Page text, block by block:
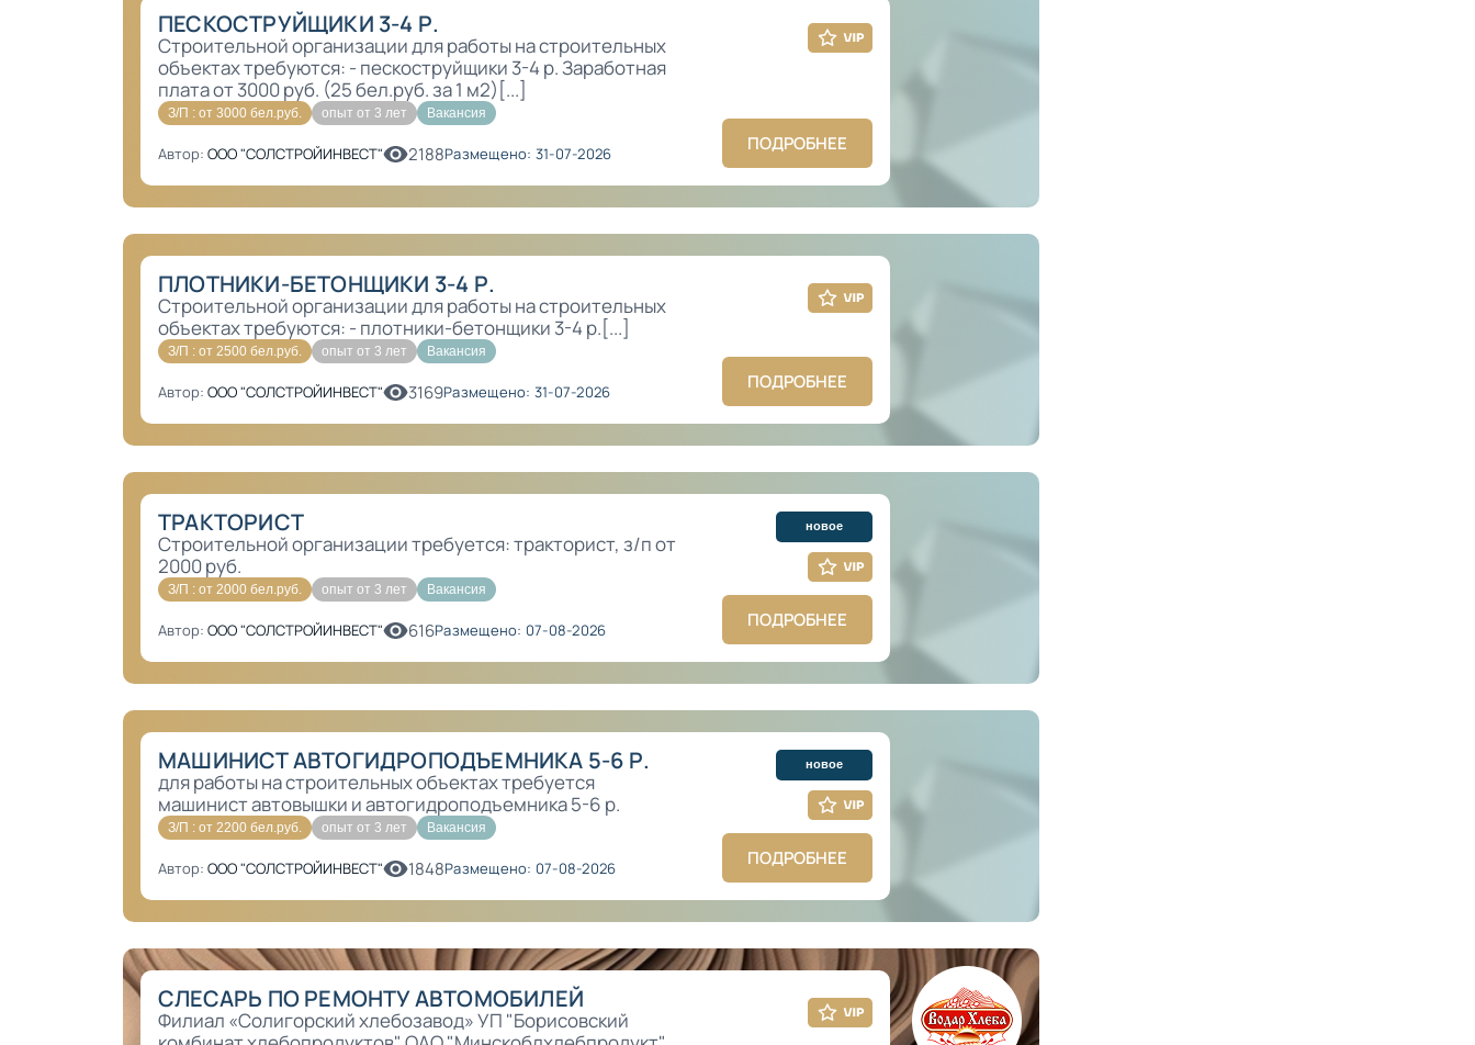
ПЕСКОСТРУЙЩИКИ 3-4 Р.
Строительной организации для работы на строительных
объектах требуются: - пескоструйщики 3-4 р. Заработная
плата от 3000 руб. (25 бел.руб. за 1 м2)[...]
З/П : от 3000 бел.руб. опыт от 3 лет Вакансия
Автор: ООО "СОЛСТРОЙИНВЕСТ" 2188Размещено: 31-07-2026 ПОДРОБНЕЕ
ПЛОТНИКИ-БЕТОНЩИКИ 3-4 Р.
Строительной организации для работы на строительных
объектах требуются: - плотники-бетонщики 3-4 р.[...]
З/П : от 2500 бел.руб. опыт от 3 лет Вакансия
Автор: ООО "СОЛСТРОЙИНВЕСТ" 3169Размещено: 31-07-2026 ПОДРОБНЕЕ
ТРАКТОРИСТ
Строительной организации требуется: тракторист, з/п от
2000 руб.
З/П : от 2000 бел.руб. опыт от 3 лет Вакансия
Автор: ООО "СОЛСТРОЙИНВЕСТ" 616Размещено: 07-08-2026
новое
ПОДРОБНЕЕ
МАШИНИСТ АВТОГИДРОПОДЪЕМНИКА 5-6 Р.
для работы на строительных объектах требуется
машинист автовышки и автогидроподъемника 5-6 р.
З/П : от 2200 бел.руб. опыт от 3 лет Вакансия
Автор: ООО "СОЛСТРОЙИНВЕСТ" 1848Размещено: 07-08-2026
новое
ПОДРОБНЕЕ
СЛЕСАРЬ ПО РЕМОНТУ АВТОМОБИЛЕЙ
Филиал «Солигорский хлебозавод» УП "Борисовский